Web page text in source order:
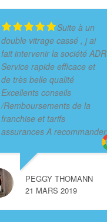
Suite à un
double vitrage cassé , j ai
fait intervenir la société ADR
Service rapide efficace et
de très belle qualité
Excellents conseils
/Remboursements de la
franchise et tarifs
assurances A recommander
PEGGY THOMANN
21 MARS 2019